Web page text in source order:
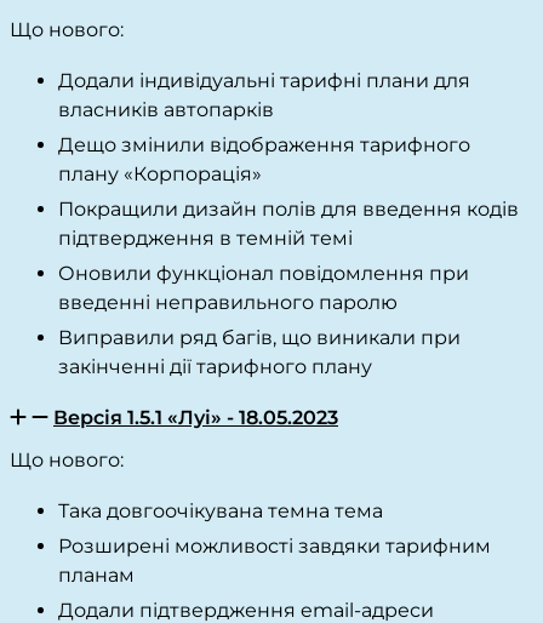
Що нового:
Додали індивідуальні тарифні плани для
власників автопарків
Дещо змінили відображення тарифного
плану «Корпорація»
Покращили дизайн полів для введення кодів
підтвердження в темній темі
Оновили функціонал повідомлення при
введенні неправильного паролю
Виправили ряд багів, що виникали при
закінченні дії тарифного плану
Версія 1.5.1 «Луі» - 18.05.2023
Що нового:
Така довгоочікувана темна тема
Розширені можливості завдяки тарифним
планам
Додали підтвердження email-адреси